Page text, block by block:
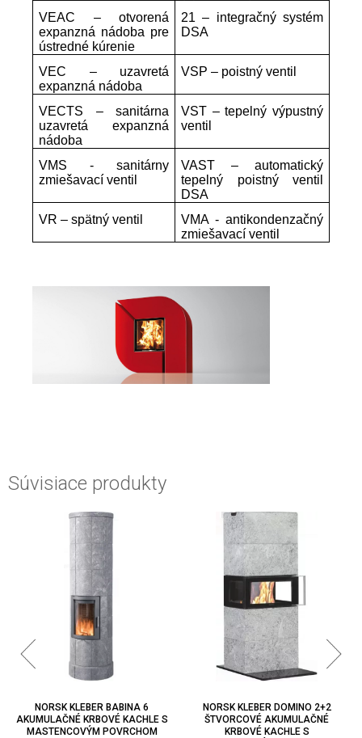
VEAC – otvorená
expanzná nádoba pre
ústredné kúrenie
21 – integračný systém
DSA
VEC – uzavretá
expanzná nádoba
VSP – poistný ventil
VECTS – sanitárna
uzavretá expanzná
nádoba
VST – tepelný výpustný
ventil
VMS - sanitárny
zmiešavací ventil
VAST – automatický
tepelný poistný ventil
DSA
VR – spätný ventil
VMA - antikondenzačný
zmiešavací ventil
Súvisiace produkty
NORSK KLEBER DOMINO 2+2
ŠTVORCOVÉ AKUMULAČNÉ
KRBOVÉ KACHLE S
NORSK KLEBER DOMINO 2+3
AKUMULAČNÉ KRBOVÉ KACHLE
SO ŠTVORCOVÝM DIZAJNOM